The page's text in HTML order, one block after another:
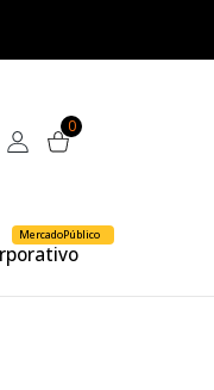
0
MercadoPúblico